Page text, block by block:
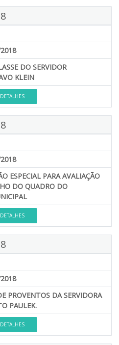
DO SERVIDOR
KLEIN
DETALHES
ESPECIAL PARA AVALIAÇÃO
DO QUADRO DO
DETALHES
PROVENTOS DA SERVIDORA
PAULEK.
DETALHES